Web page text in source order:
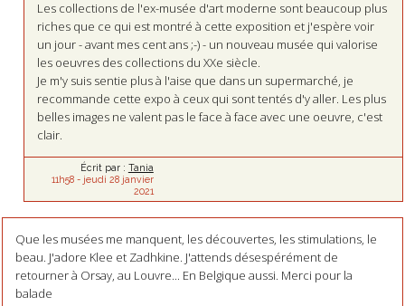
Les collections de l'ex-musée d'art moderne sont beaucoup plus
riches que ce qui est montré à cette exposition et j'espère voir
un jour - avant mes cent ans ;-) - un nouveau musée qui valorise
les oeuvres des collections du XXe siècle.
Je m'y suis sentie plus à l'aise que dans un supermarché, je
recommande cette expo à ceux qui sont tentés d'y aller. Les plus
belles images ne valent pas le face à face avec une oeuvre, c'est
clair.
Écrit par : Tania
11h58- jeudi 28 janvier
2021
Que les musées me manquent, les découvertes, les stimulations, le
beau. J'adore Klee et Zadhkine. J'attends désespérément de
retourner à Orsay, au Louvre... En Belgique aussi. Merci pour la
balade